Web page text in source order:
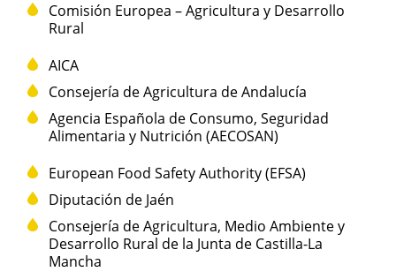
Comisión Europea – Agricultura y Desarrollo
Rural
AICA
Consejería de Agricultura de Andalucía
Agencia Española de Consumo, Seguridad
Alimentaria y Nutrición (AECOSAN)
European Food Safety Authority (EFSA)
Diputación de Jaén
Consejería de Agricultura, Medio Ambiente y
Desarrollo Rural de la Junta de Castilla-La
Mancha